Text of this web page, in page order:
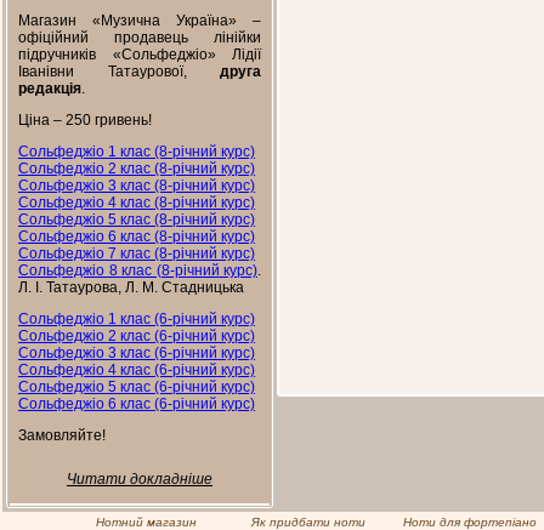
Магазин «Музична Україна» –
офіційний продавець лінійки
підручників «Сольфеджіо» Лідії
Іванівни Татаурової, друга
редакція.
Ціна – 250 гривень!
Сольфеджіо 1 клас (8-річний курс)
Сольфеджіо 2 клас (8-річний курс)
Сольфеджіо 3 клас (8-річний курс)
Сольфеджіо 4 клас (8-річний курс)
Сольфеджіо 5 клас (8-річний курс)
Сольфеджіо 6 клас (8-річний курс)
Сольфеджіо 7 клас (8-річний курс)
Сольфеджіо 8 клас (8-річний курс).
Л. І. Татаурова, Л. М. Стадницька
Сольфеджіо 1 клас (6-річний курс)
Сольфеджіо 2 клас (6-річний курс)
Сольфеджіо 3 клас (6-річний курс)
Сольфеджіо 4 клас (6-річний курс)
Сольфеджіо 5 клас (6-річний курс)
Сольфеджіо 6 клас (6-річний курс)
Замовляйте!
Читати докладніше
Нотний магазин Як придбати ноти Ноти для фортепіано